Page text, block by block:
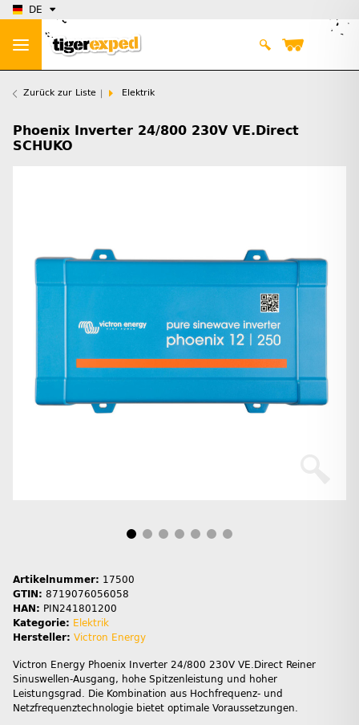
DE
Zurück zur Liste Elektrik
Phoenix Inverter 24/800 230V VE.Direct
SCHUKO
Artikelnummer: 17500
GTIN: 8719076056058
HAN: PIN241801200
Kategorie: Elektrik
Hersteller: Victron Energy
Victron Energy Phoenix Inverter 24/800 230V VE.Direct Reiner
Sinuswellen-Ausgang, hohe Spitzenleistung und hoher
Leistungsgrad. Die Kombination aus Hochfrequenz- und
Netzfrequenztechnologie bietet optimale Voraussetzungen.